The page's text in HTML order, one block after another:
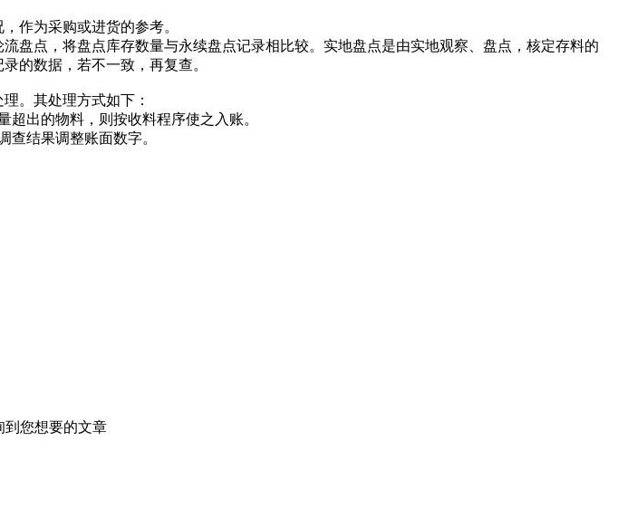
作为采购或进货的参考。
盘点，将盘点库存数量与永续盘点记录相比较。实地盘点是由实地观察、盘点，核定存料的
的数据，若不一致，再复查。
。其处理方式如下：
出的物料，则按收料程序使之入账。
查结果调整账面数字。
到您想要的文章